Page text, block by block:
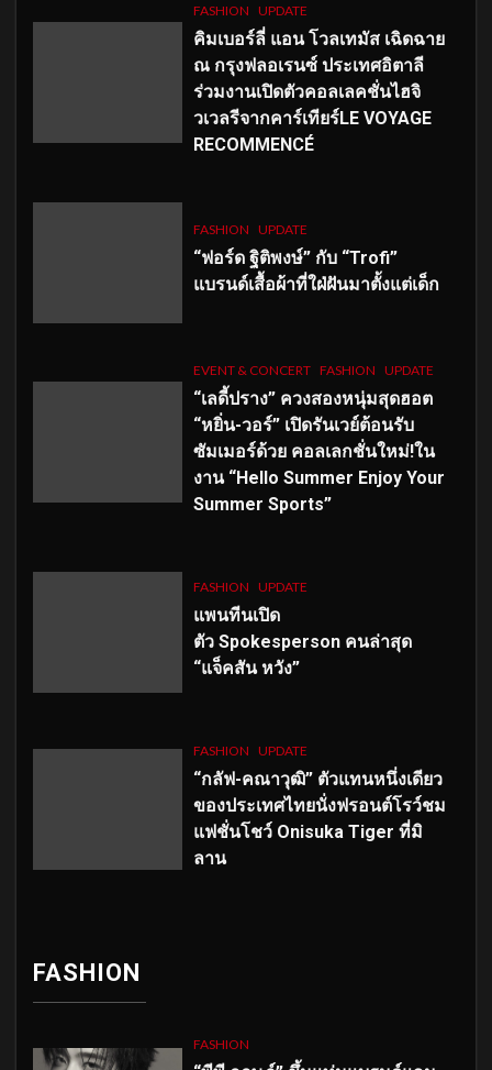
FASHION UPDATE
คิมเบอร์ลี่ แอน โวลเทมัส เฉิดฉาย
ณ กรุงฟลอเรนซ์ ประเทศอิตาลี
ร่วมงานเปิดตัวคอลเลคชั่นไฮจิ
วเวลรีจากคาร์เทียร์LE VOYAGE
RECOMMENCÉ
FASHION UPDATE
“ฟอร์ด ฐิติพงษ์” กับ “Trofi”
แบรนด์เสื้อผ้าที่ใฝ่ฝันมาตั้งแต่เด็ก
EVENT & CONCERT FASHION UPDATE
“เลดี้ปราง” ควงสองหนุ่มสุดฮอต
“หยิ่น-วอร์” เปิดรันเวย์ต้อนรับ
ซัมเมอร์ด้วย คอลเลกชั่นใหม่!ใน
งาน “Hello Summer Enjoy Your
Summer Sports”
FASHION UPDATE
แพนทีนเปิด
ตัว Spokesperson คนล่าสุด
“แจ็คสัน หวัง”
FASHION UPDATE
“กลัฟ-คณาวุฒิ” ตัวแทนหนึ่งเดียว
ของประเทศไทยนั่งฟรอนต์โรว์ชม
แฟชั่นโชว์ Onisuka Tiger ที่มิ
ลาน
FASHION
FASHION